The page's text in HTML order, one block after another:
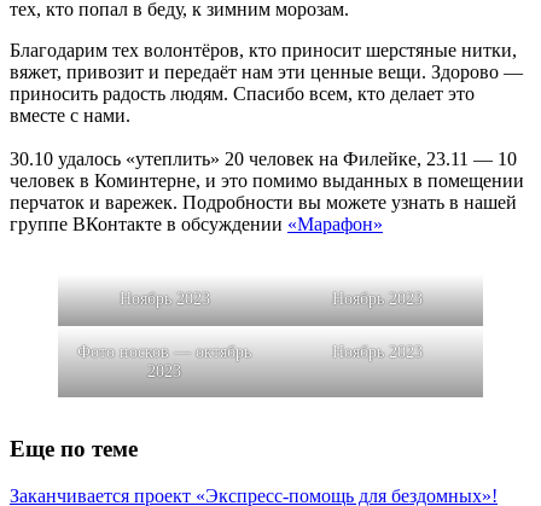
тех, кто попал в беду, к зимним морозам.
Благодарим тех волонтёров, кто приносит шерстяные нитки,
вяжет, привозит и передаёт нам эти ценные вещи. Здорово —
приносить радость людям. Спасибо всем, кто делает это
вместе с нами.
30.10 удалось «утеплить» 20 человек на Филейке, 23.11 — 10
человек в Коминтерне, и это помимо выданных в помещении
перчаток и варежек. Подробности вы можете узнать в нашей
группе ВКонтакте в обсуждении «Марафон»
Ноябрь 2023 Ноябрь 2023
Фото носков — октябрь
2023
Ноябрь 2023
Еще по теме
Заканчивается проект «Экспресс-помощь для бездомных»!